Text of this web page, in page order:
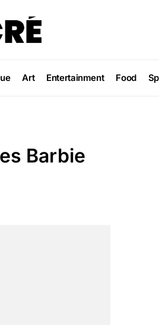
Art Entertainment Food
Barbie